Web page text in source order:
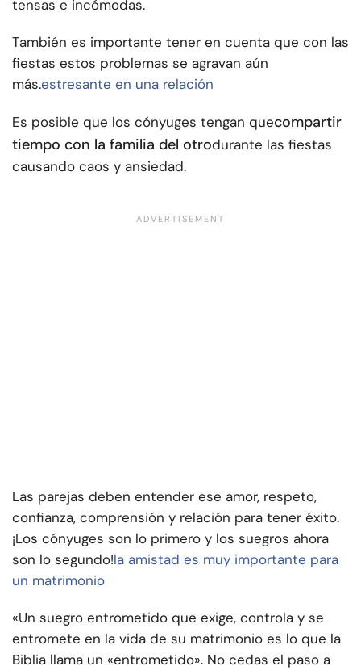
tensas e incómodas.
También es importante tener en cuenta que con las
fiestas estos problemas se agravan aún
más.estresante en una relación
Es posible que los cónyuges tengan quecompartir
tiempo con la familia del otrodurante las fiestas
causando caos y ansiedad.
Las parejas deben entender ese amor, respeto,
confianza, comprensión y relación para tener éxito.
¡Los cónyuges son lo primero y los suegros ahora
son lo segundo!la amistad es muy importante para
un matrimonio
«Un suegro entrometido que exige, controla y se
entromete en la vida de su matrimonio es lo que la
Biblia llama un «entrometido». No cedas el paso a